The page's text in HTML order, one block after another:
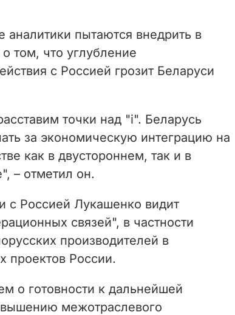
пытаются внедрить в
том, что углубление
с Россией грозит Беларуси
точки над "i". Беларусь
за экономическую интеграцию на
как в двустороннем, так и в
– отметил он.
с Россией Лукашенко видит
связей", в частности
производителей в
проектов России.
о готовности к дальнейшей
межотраслевого